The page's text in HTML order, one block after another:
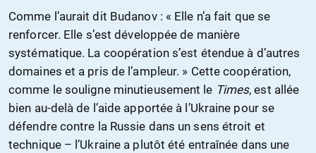
Comme l’aurait dit Budanov : « Elle n’a fait que se
renforcer. Elle s’est développée de manière
systématique. La coopération s’est étendue à d’autres
domaines et a pris de l’ampleur. » Cette coopération,
comme le souligne minutieusement le Times, est allée
bien au-delà de l’aide apportée à l’Ukraine pour se
défendre contre la Russie dans un sens étroit et
technique – l’Ukraine a plutôt été entraînée dans une